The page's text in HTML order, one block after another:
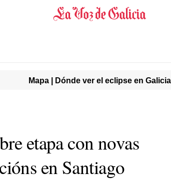
Mapa | Dónde ver el eclipse en Galicia
etapa con novas
en Santiago